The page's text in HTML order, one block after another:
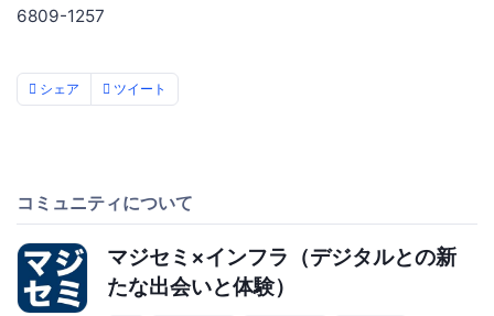
6809-1257
シェア ツイート
コミュニティについて
マジセミ×インフラ（デジタルとの新
たな出会いと体験）